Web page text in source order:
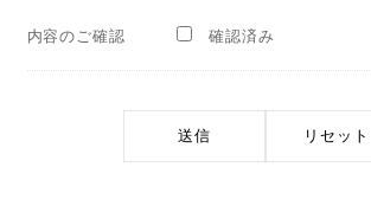
内容のご確認 確認済み